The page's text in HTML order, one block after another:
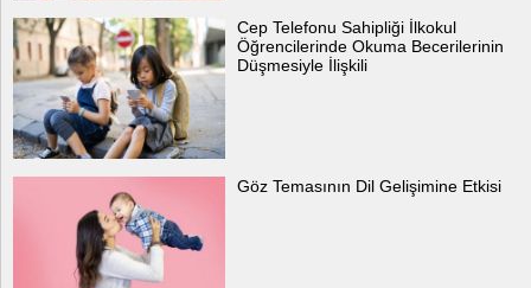
Cep Telefonu Sahipliği İlkokul
Öğrencilerinde Okuma Becerilerinin
Düşmesiyle İlişkili
Göz Temasının Dil Gelişimine Etkisi